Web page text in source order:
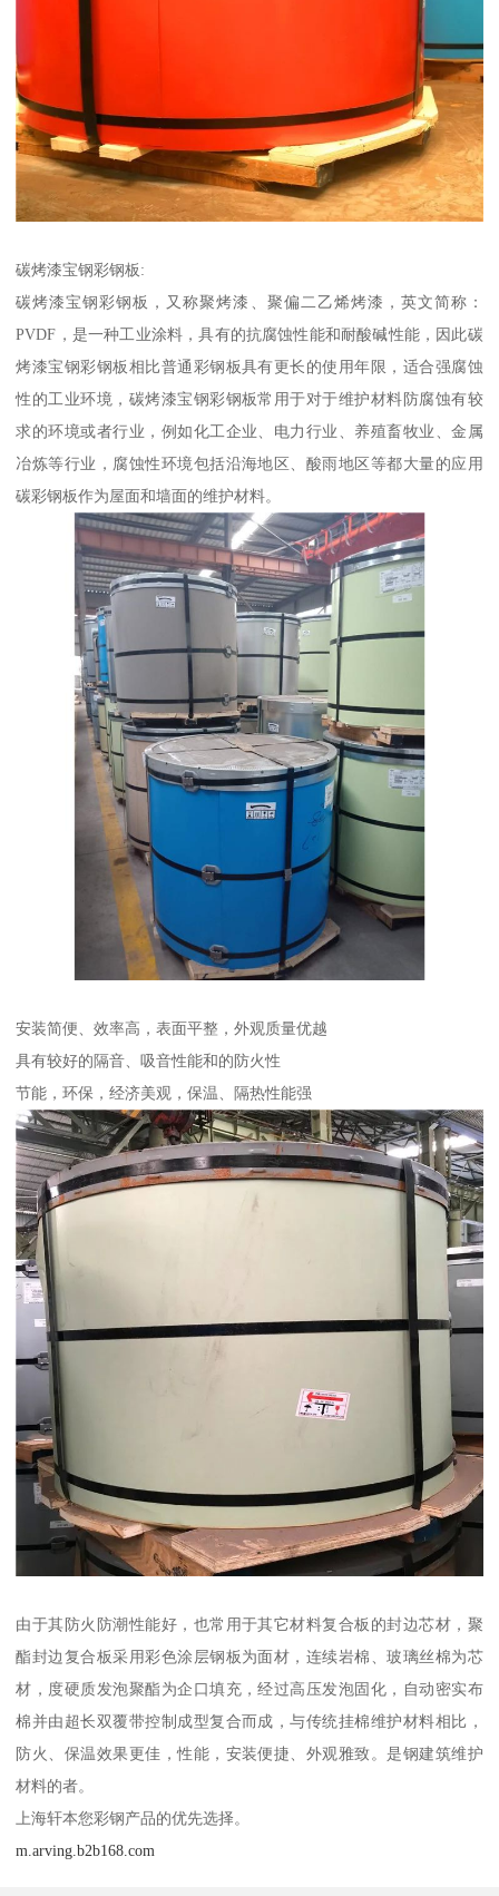
碳烤漆宝钢彩钢板:
碳烤漆宝钢彩钢板，又称聚烤漆、聚偏二乙烯烤漆，英文简称：
PVDF，是一种工业涂料，具有的抗腐蚀性能和耐酸碱性能，因此碳
烤漆宝钢彩钢板相比普通彩钢板具有更长的使用年限，适合强腐蚀
性的工业环境，碳烤漆宝钢彩钢板常用于对于维护材料防腐蚀有较
求的环境或者行业，例如化工企业、电力行业、养殖畜牧业、金属
冶炼等行业，腐蚀性环境包括沿海地区、酸雨地区等都大量的应用
碳彩钢板作为屋面和墙面的维护材料。
安装简便、效率高，表面平整，外观质量优越
具有较好的隔音、吸音性能和的防火性
节能，环保，经济美观，保温、隔热性能强
由于其防火防潮性能好，也常用于其它材料复合板的封边芯材，聚
酯封边复合板采用彩色涂层钢板为面材，连续岩棉、玻璃丝棉为芯
材，度硬质发泡聚酯为企口填充，经过高压发泡固化，自动密实布
棉并由超长双覆带控制成型复合而成，与传统挂棉维护材料相比，
防火、保温效果更佳，性能，安装便捷、外观雅致。是钢建筑维护
材料的者。
上海轩本您彩钢产品的优先选择。
m.arving.b2b168.com